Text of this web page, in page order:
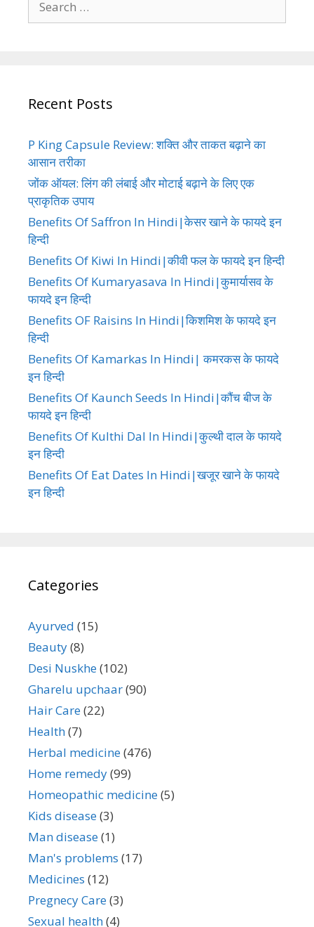
for:
Recent Posts
P King Capsule Review: शक्ति और ताकत बढ़ाने का
आसान तरीका
जोंक ऑयल: लिंग की लंबाई और मोटाई बढ़ाने के लिए एक
प्राकृतिक उपाय
Benefits Of Saffron In Hindi|केसर खाने के फायदे इन
हिन्दी
Benefits Of Kiwi In Hindi|कीवी फल के फायदे इन हिन्दी
Benefits Of Kumaryasava In Hindi|कुमार्यासव के
फायदे इन हिन्दी
Benefits OF Raisins In Hindi|किशमिश के फायदे इन
हिन्दी
Benefits Of Kamarkas In Hindi| कमरकस के फायदे
इन हिन्दी
Benefits Of Kaunch Seeds In Hindi|कौंच बीज के
फायदे इन हिन्दी
Benefits Of Kulthi Dal In Hindi|कुल्थी दाल के फायदे
इन हिन्दी
Benefits Of Eat Dates In Hindi|खजूर खाने के फायदे
इन हिन्दी
Categories
Ayurved (15)
Beauty(8)
Desi Nuskhe(102)
Gharelu upchaar(90)
Hair Care(22)
Health(7)
Herbal medicine(476)
Home remedy(99)
Homeopathic medicine(5)
Kids disease(3)
Man disease(1)
Man's problems (17)
Medicines (12)
Pregnecy Care(3)
Sexual health(4)